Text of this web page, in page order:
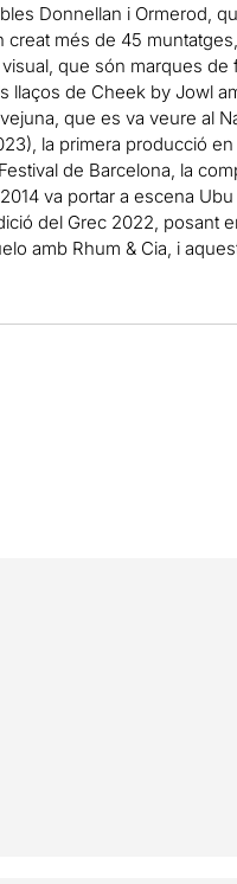
Donnellan i Ormerod,
més de 45
que són marques de
llaços de Cheek by Jowl
que es va veure al
la primera producció en
de Barcelona, la
va portar a escena Ubu
del Grec 2022, posant
amb Rhum & Cia, i